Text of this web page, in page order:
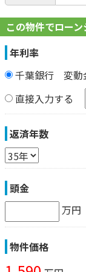
この物件でロー
年利率
千葉銀行 変動
直接入力する
返済年数
頭金
万円
物件価格